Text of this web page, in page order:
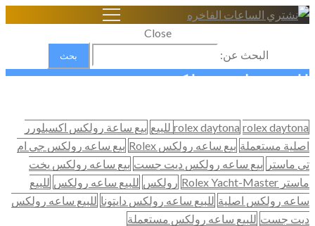
Close
البحث عن:
للبيع ساعه رولكس
Home
شراء الساعات السويسرية الاصلية
رولكس
للبيع ساعه رولكس
rolex daytona rolex daytona للبيع
بيع ساعة رولكس اكسبلورر
اصلية مستعملة بيع ساعه رولكس Rolex
بيع ساعه رولكس جي ام
تي ماستر بيع ساعه رولكس ديت جست بيع ساعه رولكس يخت
ماستر Rolex Yacht-Master
رولكس للبيع ساعه رولكس للبيع
ساعه رولكس اصلية للبيع ساعه رولكس دايتونا للبيع ساعه رولكس
ديت جست للبيع ساعه رولكس مستعملة